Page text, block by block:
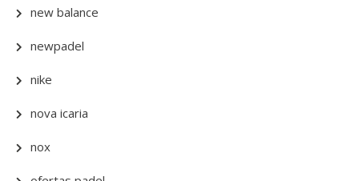
new balance
newpadel
nike
nova icaria
nox